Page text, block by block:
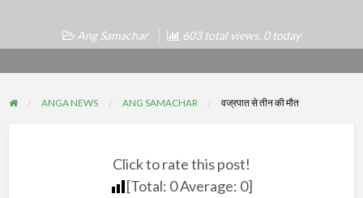
Ang Samachar 603 total views, 0 today
ANGA NEWS ANG SAMACHAR वज्रपात से तीन की मौत
Click to rate this post!
[Total: 0Average: 0]